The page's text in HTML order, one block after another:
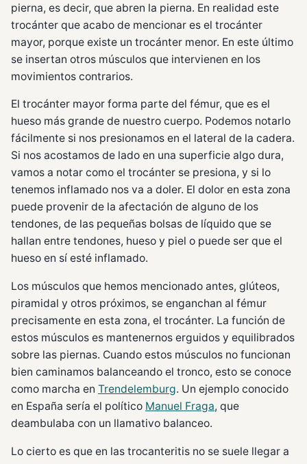
pierna, es decir, que abren la pierna. En realidad este
trocánter que acabo de mencionar es el trocánter
mayor, porque existe un trocánter menor. En este último
se insertan otros músculos que intervienen en los
movimientos contrarios.
El trocánter mayor forma parte del fémur, que es el
hueso más grande de nuestro cuerpo. Podemos notarlo
fácilmente si nos presionamos en el lateral de la cadera.
Si nos acostamos de lado en una superficie algo dura,
vamos a notar como el trocánter se presiona, y si lo
tenemos inflamado nos va a doler. El dolor en esta zona
puede provenir de la afectación de alguno de los
tendones, de las pequeñas bolsas de líquido que se
hallan entre tendones, hueso y piel o puede ser que el
hueso en sí esté inflamado.
Los músculos que hemos mencionado antes, glúteos,
piramidal y otros próximos, se enganchan al fémur
precisamente en esta zona, el trocánter. La función de
estos músculos es mantenernos erguidos y equilibrados
sobre las piernas. Cuando estos músculos no funcionan
bien caminamos balanceando el tronco, esto se conoce
como marcha en Trendelemburg. Un ejemplo conocido
en España sería el político Manuel Fraga, que
deambulaba con un llamativo balanceo.
Lo cierto es que en las trocanteritis no se suele llegar a